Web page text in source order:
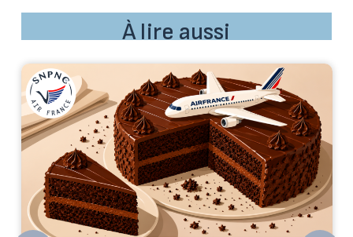
À lire aussi